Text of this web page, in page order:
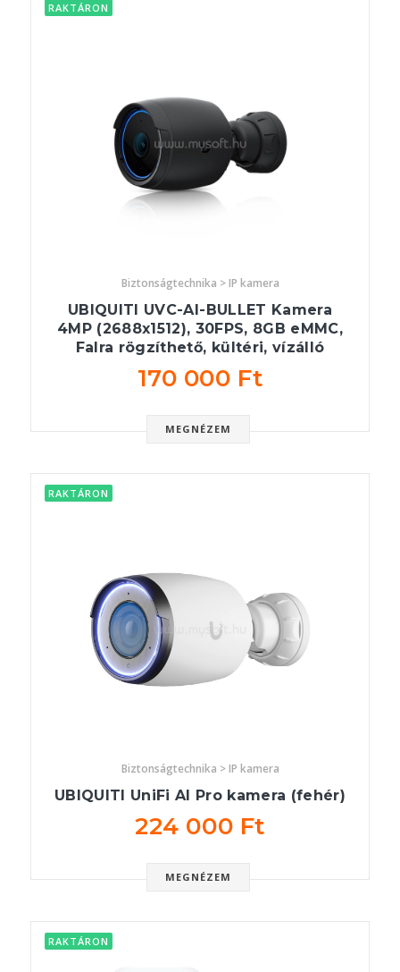
RAKTÁRON
Biztonságtechnika > IP kamera
UBIQUITI UVC-AI-BULLET Kamera
4MP (2688x1512), 30FPS, 8GB eMMC,
Falra rögzíthető, kültéri, vízálló
170 000 Ft
MEGNÉZEM
RAKTÁRON
Biztonságtechnika > IP kamera
UBIQUITI UniFi AI Pro kamera (fehér)
224 000 Ft
MEGNÉZEM
RAKTÁRON